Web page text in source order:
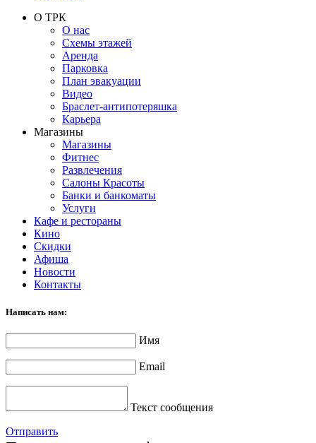
О ТРК
О нас
Схемы этажей
Аренда
Парковка
План эвакуации
Видео
Браслет-антипотеряшка
Карьера
Магазины
Магазины
Фитнес
Развлечения
Салоны Красоты
Банки и банкоматы
Услуги
Кафе и рестораны
Кино
Скидки
Афиша
Новости
Контакты
Написать нам:
Имя
Email
Текст сообщения
Отправить